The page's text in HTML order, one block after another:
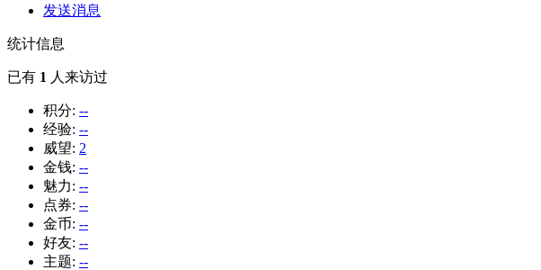
发送消息
统计信息
已有 1 人来访过
积分: --
经验: --
威望: 2
金钱: --
魅力: --
点券: --
金币: --
好友: --
主题: --